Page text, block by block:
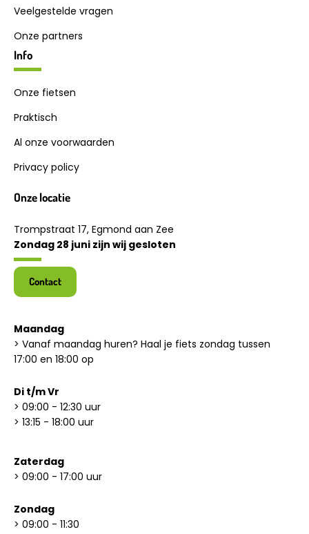
Onze locatie
Trompstraat 17, Egmond aan Zee
Zondag 28 juni zijn wij gesloten
Contact
Maandag
> Vanaf maandag huren? Haal je fiets zondag tussen
17:00 en 18:00 op
Di t/m Vr
> 09:00 - 12:30 uur
> 13:15 - 18:00 uur
Zaterdag
> 09:00 - 17:00 uur
Zondag
> 09:00 - 11:30
Veelgestelde vragen
Onze partners
Info
Onze fietsen
Praktisch
Al onze voorwaarden
Privacy policy